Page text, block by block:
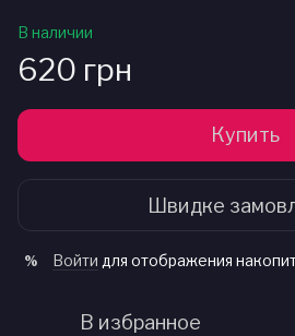
В наличии
620 грн
Купить
Швидке
% Войти для отображения
В избранное